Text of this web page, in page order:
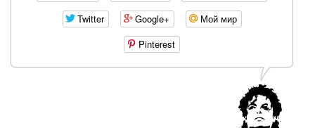
Twitter
Google+
Мой мир
Pinterest